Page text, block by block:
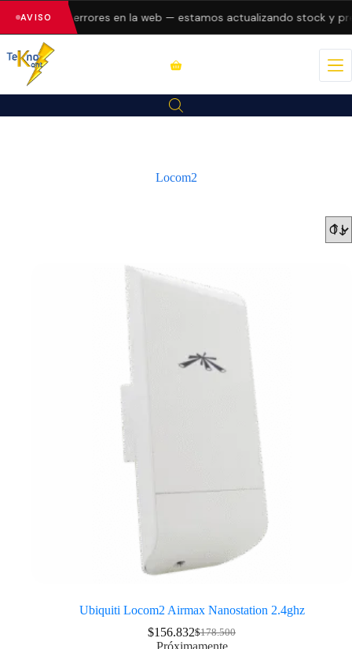
AVISO errores en la web — estamos actualizando stock y
Locom2
Ubiquiti Locom2 Airmax Nanostation 2.4ghz
$178.500
$156.832
Próximamente